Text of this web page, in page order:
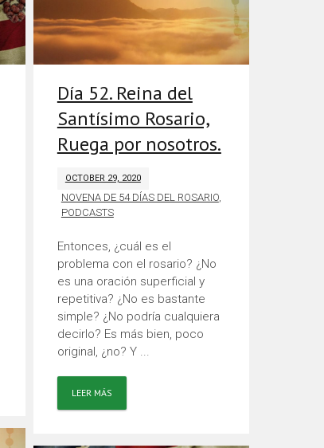
Día 52. Reina del
Santísimo Rosario,
Ruega por nosotros.
OCTOBER 29, 2020
NOVENA DE 54 DÍAS DEL ROSARIO,
PODCASTS
Entonces, ¿cuál es el
problema con el rosario? ¿No
es una oración superficial y
repetitiva? ¿No es bastante
simple? ¿No podría cualquiera
decirlo? Es más bien, poco
original, ¿no? Y ...
LEER MÁS